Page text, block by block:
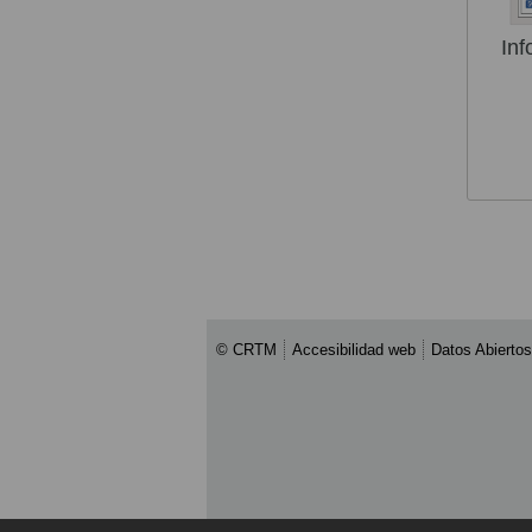
© CRTM Accesibilidad web Datos Abiertos